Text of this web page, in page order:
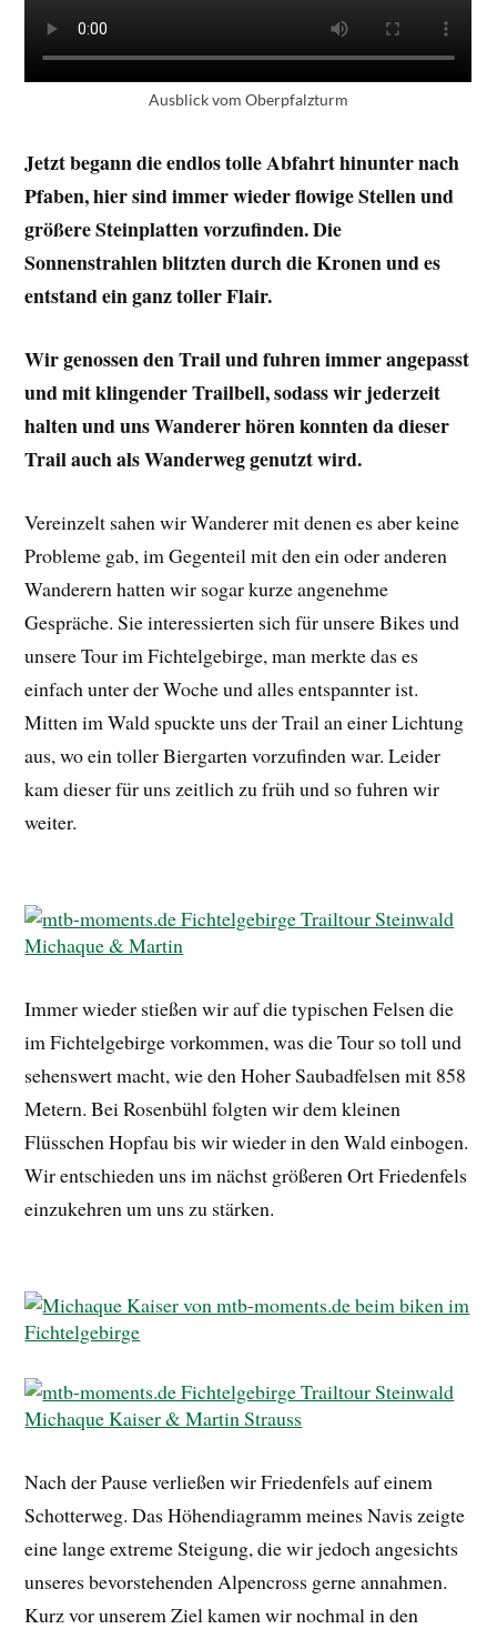
Ausblick vom Oberpfalzturm
Jetzt begann die endlos tolle Abfahrt hinunter nach
Pfaben, hier sind immer wieder flowige Stellen und
größere Steinplatten vorzufinden. Die
Sonnenstrahlen blitzten durch die Kronen und es
entstand ein ganz toller Flair.
Wir genossen den Trail und fuhren immer angepasst
und mit klingender Trailbell, sodass wir jederzeit
halten und uns Wanderer hören konnten da dieser
Trail auch als Wanderweg genutzt wird.
Vereinzelt sahen wir Wanderer mit denen es aber keine
Probleme gab, im Gegenteil mit den ein oder anderen
Wanderern hatten wir sogar kurze angenehme
Gespräche. Sie interessierten sich für unsere Bikes und
unsere Tour im Fichtelgebirge, man merkte das es
einfach unter der Woche und alles entspannter ist.
Mitten im Wald spuckte uns der Trail an einer Lichtung
aus, wo ein toller Biergarten vorzufinden war. Leider
kam dieser für uns zeitlich zu früh und so fuhren wir
weiter.
Immer wieder stießen wir auf die typischen Felsen die
im Fichtelgebirge vorkommen, was die Tour so toll und
sehenswert macht, wie den Hoher Saubadfelsen mit 858
Metern. Bei Rosenbühl folgten wir dem kleinen
Flüsschen Hopfau bis wir wieder in den Wald einbogen.
Wir entschieden uns im nächst größeren Ort Friedenfels
einzukehren um uns zu stärken.
Nach der Pause verließen wir Friedenfels auf einem
Schotterweg. Das Höhendiagramm meines Navis zeigte
eine lange extreme Steigung, die wir jedoch angesichts
unseres bevorstehenden Alpencross gerne annahmen.
Kurz vor unserem Ziel kamen wir nochmal in den